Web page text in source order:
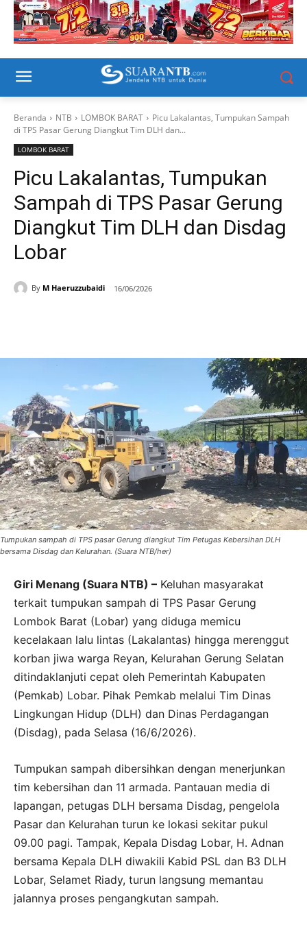
Beranda NTB LOMBOK BARAT
Picu Lakalantas, Tumpukan Sampah
di TPS Pasar Gerung Diangkut Tim DLH dan...
LOMBOK BARAT
Picu Lakalantas, Tumpukan
Sampah di TPS Pasar Gerung
Diangkut Tim DLH dan Disdag
Lobar
By M Haeruzzubaidi 16/06/2026
Tumpukan sampah di TPS pasar Gerung diangkut Tim Petugas Kebersihan DLH
bersama Disdag dan Kelurahan. (Suara NTB/her)
Giri Menang (Suara NTB) – Keluhan masyarakat
terkait tumpukan sampah di TPS Pasar Gerung
Lombok Barat (Lobar) yang diduga memicu
kecelakaan lalu lintas (Lakalantas) hingga merenggut
korban jiwa warga Reyan, Kelurahan Gerung Selatan
ditindaklanjuti cepat oleh Pemerintah Kabupaten
(Pemkab) Lobar. Pihak Pemkab melalui Tim Dinas
Lingkungan Hidup (DLH) dan Dinas Perdagangan
(Disdag), pada Selasa (16/6/2026).
Tumpukan sampah dibersihkan dengan menerjunkan
tim kebersihan dan 11 armada. Pantauan media di
lapangan, petugas DLH bersama Disdag, pengelola
Pasar dan Kelurahan turun ke lokasi sekitar pukul
09.00 pagi. Tampak, Kepala Disdag Lobar, H. Adnan
bersama Kepala DLH diwakili Kabid PSL dan B3 DLH
Lobar, Selamet Riady, turun langsung memantau
jalannya proses pengangkutan sampah.